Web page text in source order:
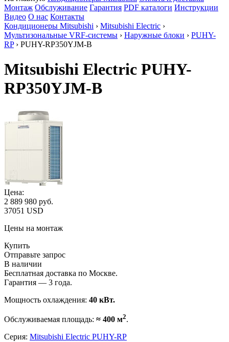
Монтаж Обслуживание Гарантия PDF каталоги Инструкции
Видео О нас Контакты
Кондиционеры Mitsubishi › Mitsubishi Electric ›
Мультизональные VRF-системы › Наружные блоки › PUHY-
RP› PUHY-RP350YJM-B
Mitsubishi Electric PUHY-
RP350YJM-B
Цена:
2 889 980 руб.
37051 USD
Цены на монтаж
Купить
Отправьте запрос
В наличии
Бесплатная доставка по Москве.
Гарантия — 3 года.
Мощность охлаждения: 40 кВт.
Обслуживаемая площадь: ≈ 400 м2.
Серия: Mitsubishi Electric PUHY-RP